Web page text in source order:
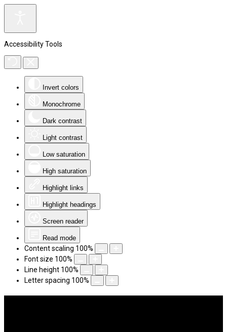
Accessibility Tools
Invert colors
Monochrome
Dark contrast
Light contrast
Low saturation
High saturation
Highlight links
Highlight headings
Screen reader
Read mode
Content scaling 100%
Font size 100%
Line height 100%
Letter spacing 100%